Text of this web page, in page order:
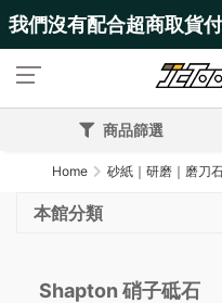
我們沒有配合超商取貨
商品篩選
Home 砂紙｜研磨｜磨刀
本館分類
Shapton 硝子砥石